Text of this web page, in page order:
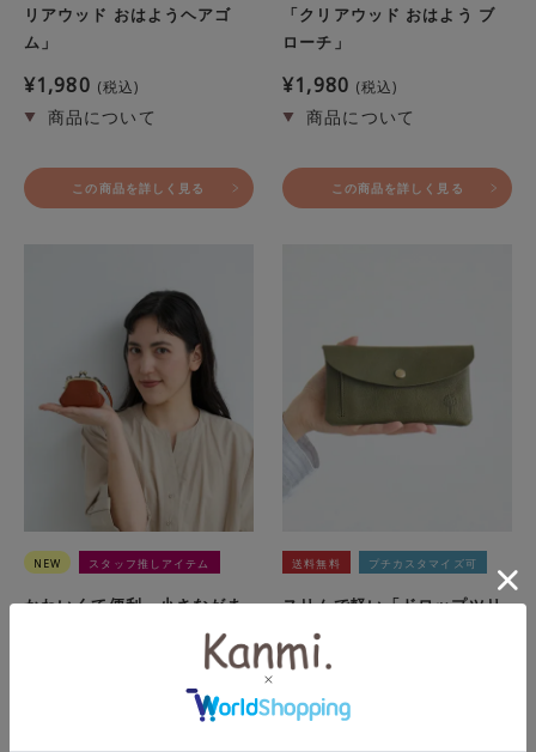
リアウッド おはようヘアゴ
ム」
¥1,980 税込
この商品を詳しく見る
「クリアウッド おはよう ブ
ローチ」
¥1,980 税込
この商品を詳しく見る
NEW スタッフ推しアイテム
かわいくて便利。小さながま
口型ポケット「ドロップツリ
ー がま口バッグチャーム」
送料無料 プチカスタマイズ可
スリムで軽い「ドロップツリ
ー ポケットロングウォレッ
ト」（プチカスタマイズ可）
¥13,200